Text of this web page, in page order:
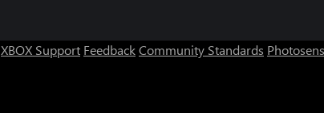
XBOX Support FeedbackCommunity Standards